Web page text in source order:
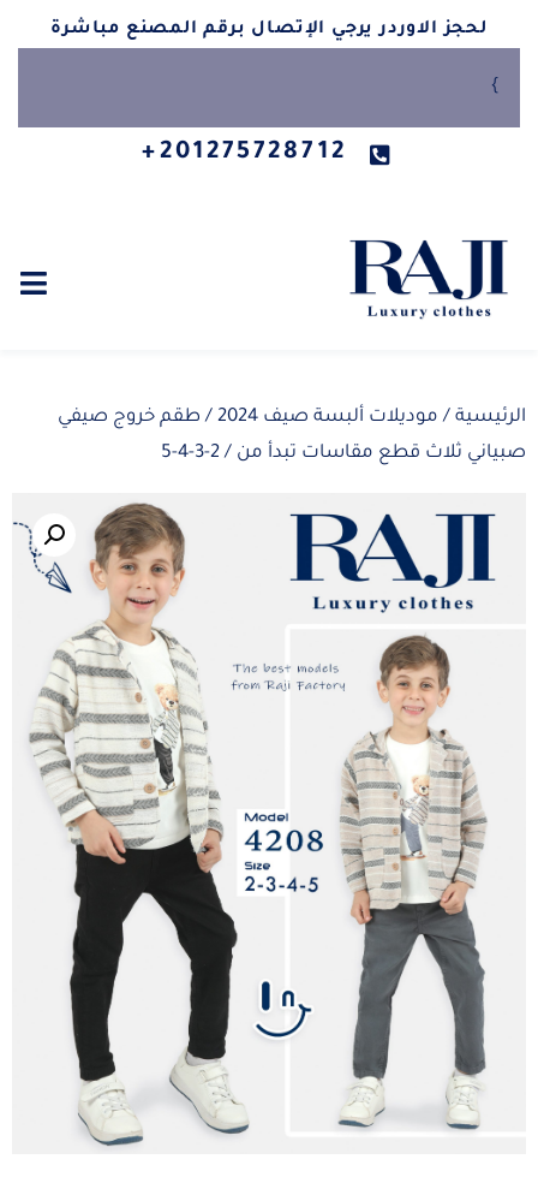
لحجز الاوردر يرجي الإتصال برقم المصنع مباشرة
}
201275728712+
الرئيسية / موديلات ألبسة صيف 2024
/ طقم خروج صيفي
صبياني ثلاث قطع مقاسات تبدأ من / 2-3-4-5